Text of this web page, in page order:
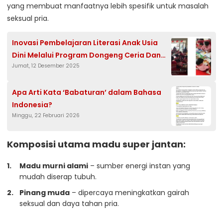
yang membuat manfaatnya lebih spesifik untuk masalah
seksual pria.
Inovasi Pembelajaran Literasi Anak Usia
Dini Melalui Program Dongeng Ceria Dan
Aktivitas Edukatif Berbasis Kreativitas
Kecamatan Pakal Surabaya
Jumat, 12 Desember 2025
Apa Arti Kata ‘Babaturan’ dalam Bahasa
Indonesia?
Minggu, 22 Februari 2026
Komposisi utama madu super jantan:
Madu murni alami – sumber energi instan yang
mudah diserap tubuh.
Pinang muda – dipercaya meningkatkan gairah
seksual dan daya tahan pria.